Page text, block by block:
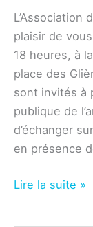
L’Association
plaisir de
18 heures, à
place des
sont invités à
publique de
d’échanger
en présence
Association
Lire la suite »